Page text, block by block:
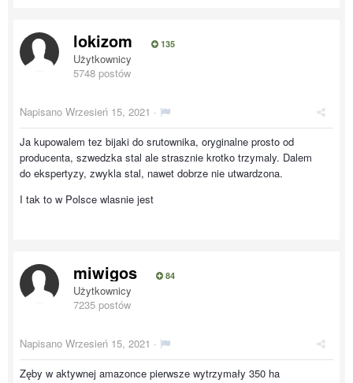
lokizom 135
Użytkownicy
5748 postów
Napisano Wrzesień 15, 2021 ·
Ja kupowalem tez bijaki do srutownika, oryginalne prosto od
producenta, szwedzka stal ale strasznie krotko trzymaly. Dalem
do ekspertyzy, zwykla stal, nawet dobrze nie utwardzona.
I tak to w Polsce wlasnie jest
miwigos 84
Użytkownicy
7235 postów
Napisano Wrzesień 15, 2021 ·
Zęby w aktywnej amazonce pierwsze wytrzymały 350 ha